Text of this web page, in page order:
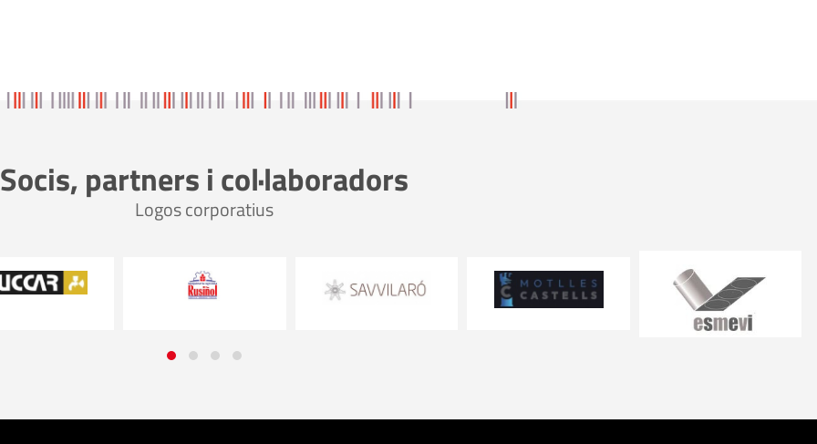
Socis, partners i col·laboradors
Logos corporatius